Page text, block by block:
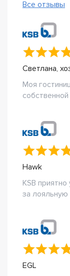
Все отзывы
Светлана,
Моя
Hawk
KSB
за лояльную
EGL